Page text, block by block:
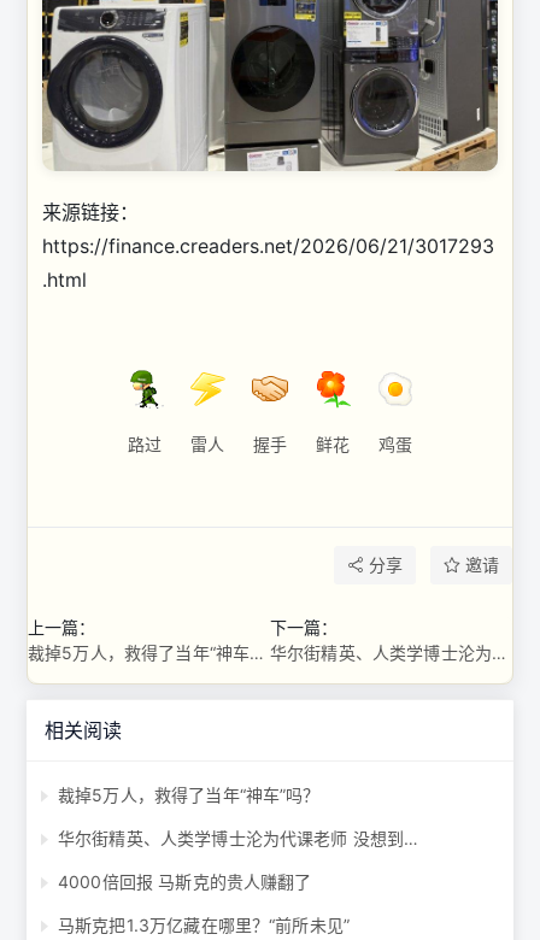
来源链接：
https://finance.creaders.net/2026/06/21/3017293
.html
路过 雷人 握手 鲜花 鸡蛋
分享 邀请
上一篇：
裁掉5万人，救得了当年“神车”吗？
下一篇：
华尔街精英、人类学博士沦为代课老师 没想到…
相关阅读
裁掉5万人，救得了当年“神车”吗？
华尔街精英、人类学博士沦为代课老师 没想到…
4000倍回报 马斯克的贵人赚翻了
马斯克把1.3万亿藏在哪里？“前所未见”